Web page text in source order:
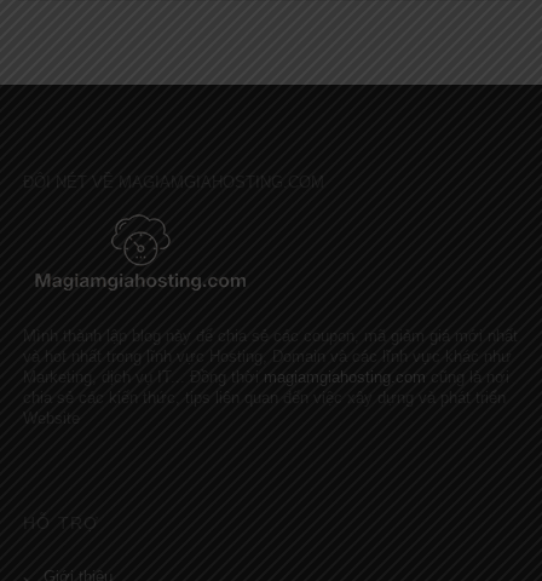
ĐÔI NÉT VỀ MAGIAMGIAHOSTING.COM
Mình thành lập blog này để chia sẻ các coupon, mã giảm giá mới nhất
và hot nhất trong lĩnh vực Hosting, Domain và các lĩnh vực khác như
Marketing, dịch vụ IT... Đồng thời magiamgiahosting.com cũng là nơi
chia sẻ các kiến thức, tips liên quan đến việc xây dựng và phát triển
Website
HỖ TRỢ
Giới thiệu